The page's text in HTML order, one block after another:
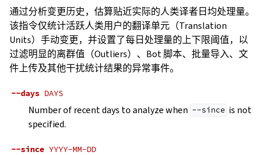
通过分析变更历史，估算贴近实际的人类译者日均处理量。
该指令仅统计活跃人类用户的翻译单元（Translation
Units）手动变更，并设置了每日处理量的上下限阈值，以
过滤明显的离群值（Outliers）、Bot 脚本、批量导入、文
件上传及其他干扰统计结果的异常事件。
--days DAYS
Number of recent days to analyze when --since is not
specified.
--since YYYY-MM-DD